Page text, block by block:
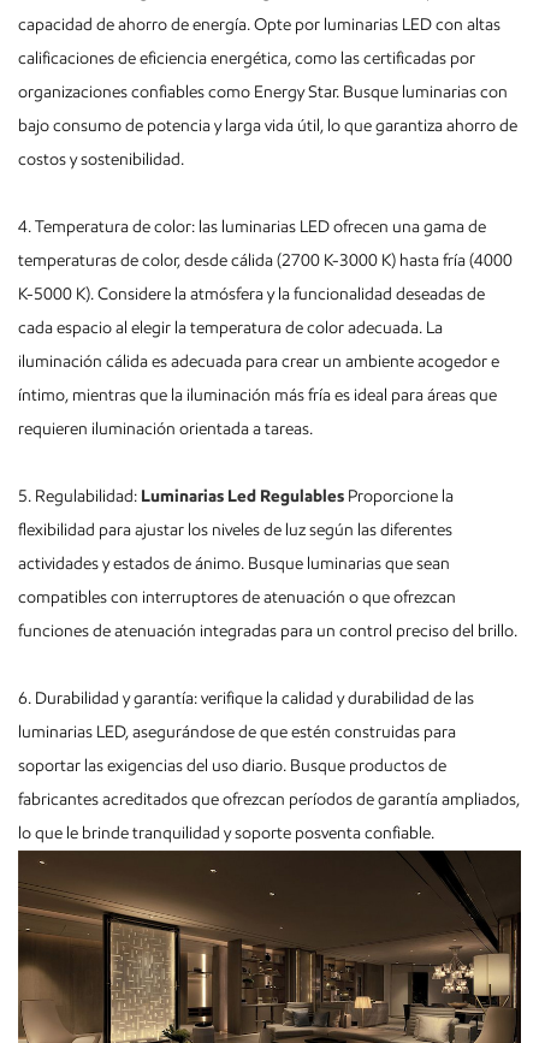
capacidad de ahorro de energía. Opte por luminarias LED con altas
calificaciones de eficiencia energética, como las certificadas por
organizaciones confiables como Energy Star. Busque luminarias con
bajo consumo de potencia y larga vida útil, lo que garantiza ahorro de
costos y sostenibilidad.
4. Temperatura de color: las luminarias LED ofrecen una gama de
temperaturas de color, desde cálida (2700 K-3000 K) hasta fría (4000
K-5000 K). Considere la atmósfera y la funcionalidad deseadas de
cada espacio al elegir la temperatura de color adecuada. La
iluminación cálida es adecuada para crear un ambiente acogedor e
íntimo, mientras que la iluminación más fría es ideal para áreas que
requieren iluminación orientada a tareas.
5. Regulabilidad: Luminarias Led Regulables Proporcione la
flexibilidad para ajustar los niveles de luz según las diferentes
actividades y estados de ánimo. Busque luminarias que sean
compatibles con interruptores de atenuación o que ofrezcan
funciones de atenuación integradas para un control preciso del brillo.
6. Durabilidad y garantía: verifique la calidad y durabilidad de las
luminarias LED, asegurándose de que estén construidas para
soportar las exigencias del uso diario. Busque productos de
fabricantes acreditados que ofrezcan períodos de garantía ampliados,
lo que le brinde tranquilidad y soporte posventa confiable.